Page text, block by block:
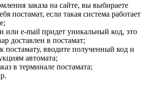
заказа на сайте, вы выбираете
постамат, если такая система работает
или e-mail придет уникальный код, это
доставлен в постамат;
постамату, вводите полученный код и
автомата;
в терминале постамата;